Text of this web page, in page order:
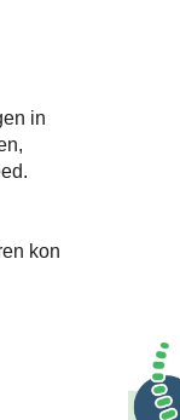
in
kon